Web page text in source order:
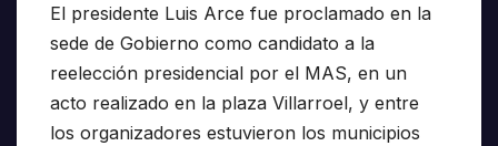
El presidente Luis Arce fue proclamado en la
sede de Gobierno como candidato a la
reelección presidencial por el MAS, en un
acto realizado en la plaza Villarroel, y entre
los organizadores estuvieron los municipios